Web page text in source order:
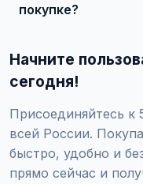
покупке?
предоплату
Начните
сегодня!
Присоединяйтесь к
всей России.
быстро, удобно и
прямо сейчас и